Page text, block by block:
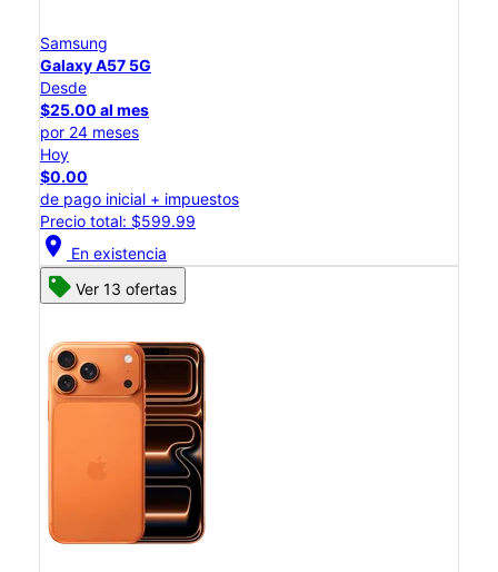
Samsung
Galaxy A57 5G
Desde
$25.00 al mes
por 24 meses
Hoy
$0.00
de pago inicial + impuestos
Precio total: $599.99
location_on En existencia
Ver 13 ofertas